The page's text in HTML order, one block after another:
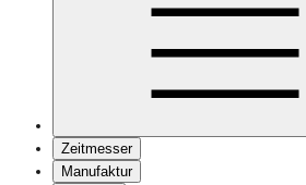
Zeitmesser
Manufaktur